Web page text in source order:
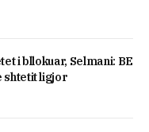
i bllokuar, Selmani: BE
shtetit ligjor